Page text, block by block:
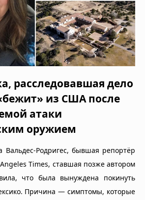
расследовавшая дело
из США после
атаки
оружием
Вальдес-Родригес, бывшая репортёр
Times, ставшая позже автором
что была вынуждена покинуть
Причина — симптомы, которые